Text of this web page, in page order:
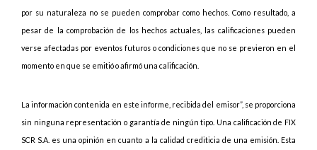
por su naturaleza no se pueden comprobar como hechos. Como resultado, a
pesar de la comprobación de los hechos actuales, las calificaciones pueden
verse afectadas por eventos futuros o condiciones que no se previeron en el
momento en que se emitió o afirmó una calificación.
La información contenida en este informe, recibida del emisor”, se proporciona
sin ninguna representación o garantía de ningún tipo. Una calificación de FIX
SCR S.A. es una opinión en cuanto a la calidad crediticia de una emisión. Esta